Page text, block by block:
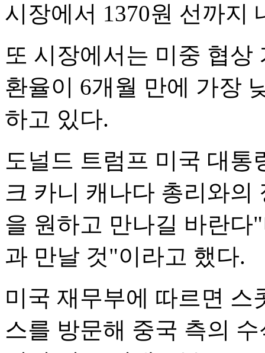
시장에서 1370원 선까지
또 시장에서는 미중 협상
환율이 6개월 만에 가장
하고 있다.
도널드 트럼프 미국 대통
크 카니 캐나다 총리와
을 원하고 만나길 바란
과 만날 것"이라고 했다.
미국 재무부에 따르면 스
스를 방문해 중국 측의